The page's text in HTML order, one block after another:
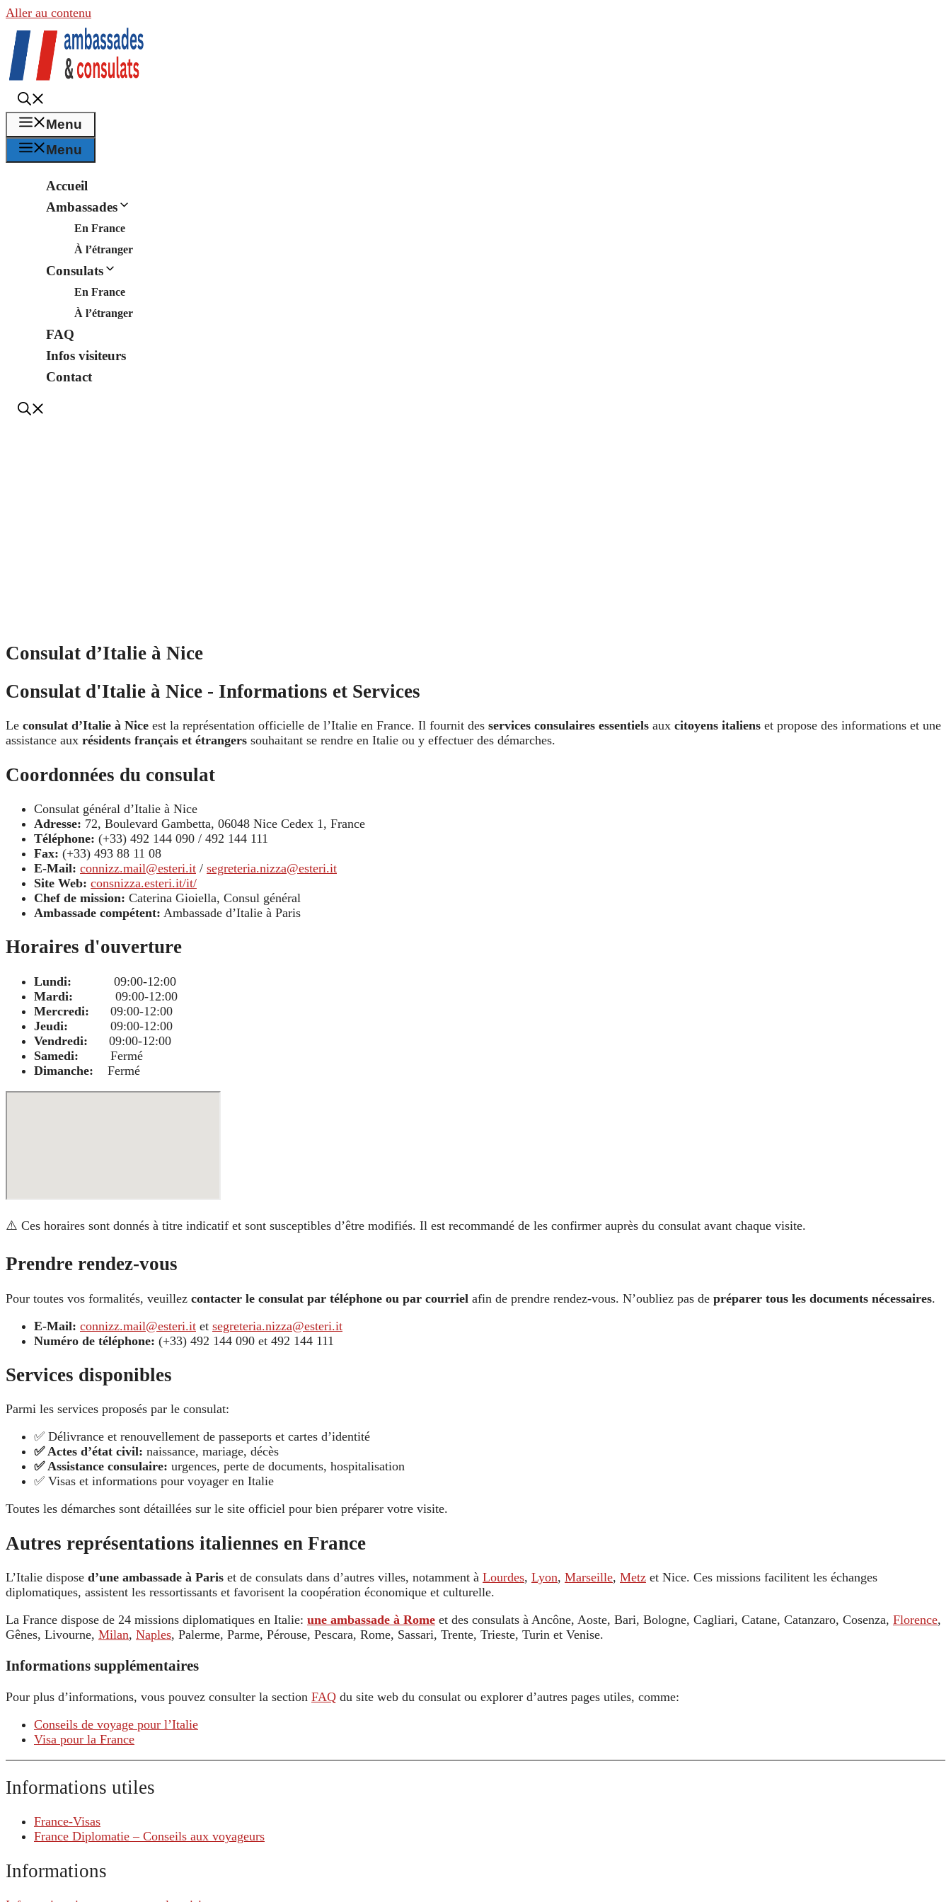
Aller au contenu
Menu
Menu
Accueil
Ambassades
En France
À l’étranger
Consulats
En France
À l’étranger
FAQ
Infos visiteurs
Contact
Consulat d’Italie à Nice
Consulat d'Italie à Nice - Informations et Services
Le consulat d’Italie à Nice est la représentation officielle de l’Italie en France. Il fournit des services consulaires essentiels aux citoyens italiens et propose des informations et une
assistance aux résidents français et étrangers souhaitant se rendre en Italie ou y effectuer des démarches.
Coordonnées du consulat
Consulat général d’Italie à Nice
Adresse: 72, Boulevard Gambetta, 06048 Nice Cedex 1, France
Téléphone: (+33) 492 144 090 / 492 144 111
Fax: (+33) 493 88 11 08
E-Mail: connizz.mail@esteri.it / segreteria.nizza@esteri.it
Site Web: consnizza.esteri.it/it/
Chef de mission: Caterina Gioiella, Consul général
Ambassade compétent: Ambassade d’Italie à Paris
Horaires d'ouverture
Lundi: 09:00-12:00
Mardi: 09:00-12:00
Mercredi: 09:00-12:00
Jeudi: 09:00-12:00
Vendredi: 09:00-12:00
Samedi: Fermé
Dimanche: Fermé
⚠️ Ces horaires sont donnés à titre indicatif et sont susceptibles d’être modifiés. Il est recommandé de les confirmer auprès du consulat avant chaque visite.
Prendre rendez-vous
Pour toutes vos formalités, veuillez contacter le consulat par téléphone ou par courriel afin de prendre rendez-vous. N’oubliez pas de préparer tous les documents nécessaires.
E-Mail: connizz.mail@esteri.it et segreteria.nizza@esteri.it
Numéro de téléphone: (+33) 492 144 090 et 492 144 111
Services disponibles
Parmi les services proposés par le consulat:
✅ Délivrance et renouvellement de passeports et cartes d’identité
✅ Actes d’état civil: naissance, mariage, décès
✅ Assistance consulaire: urgences, perte de documents, hospitalisation
✅ Visas et informations pour voyager en Italie
Toutes les démarches sont détaillées sur le site officiel pour bien préparer votre visite.
Autres représentations italiennes en France
L’Italie dispose d’une ambassade à Paris et de consulats dans d’autres villes, notamment à Lourdes, Lyon, Marseille, Metz et Nice. Ces missions facilitent les échanges
diplomatiques, assistent les ressortissants et favorisent la coopération économique et culturelle.
La France dispose de 24 missions diplomatiques en Italie: une ambassade à Rome et des consulats à Ancône, Aoste, Bari, Bologne, Cagliari, Catane, Catanzaro, Cosenza, Florence,
Gênes, Livourne, Milan, Naples, Palerme, Parme, Pérouse, Pescara, Rome, Sassari, Trente, Trieste, Turin et Venise.
Informations supplémentaires
Pour plus d’informations, vous pouvez consulter la section FAQ du site web du consulat ou explorer d’autres pages utiles, comme:
Conseils de voyage pour l’Italie
Visa pour la France
Informations utiles
France-Visas
France Diplomatie – Conseils aux voyageurs
Informations